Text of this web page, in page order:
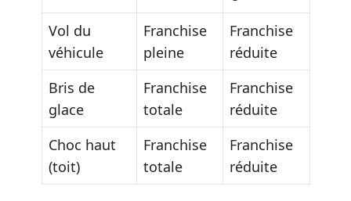
Vol du
véhicule
Franchise
pleine
Franchise
réduite
Bris de
glace
Franchise
totale
Franchise
réduite
Choc haut
(toit)
Franchise
totale
Franchise
réduite